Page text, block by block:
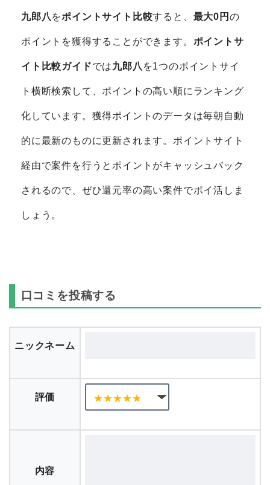
九郎八 をポイントサイト比較すると、 最大0円 の
ポイントを獲得することができます。 ポイントサ
イト比較ガイドでは九郎八 を1つのポイントサイ
ト横断検索して、ポイントの高い順にランキング
化しています。獲得ポイントのデータは毎朝自動
的に最新のものに更新されます。ポイントサイト
経由で案件を行うとポイントがキャッシュバック
されるので、ぜひ還元率の高い案件でポイ活しま
しょう。
口コミを投稿する
ニックネーム
評価
内容